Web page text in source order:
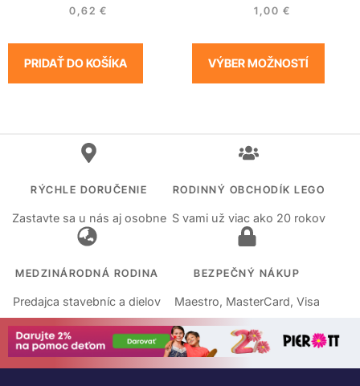
0,62 €
PRIDAŤ DO KOŠÍKA
1,00 €
VÝBER MOŽNOSTÍ
RÝCHLE DORUČENIE
Zastavte sa u nás aj osobne
RODINNÝ OBCHODÍK LEGO
S vami už viac ako 20 rokov
MEDZINÁRODNÁ RODINA
Predajca stavebníc a dielov
BEZPEČNÝ NÁKUP
Maestro, MasterCard, Visa